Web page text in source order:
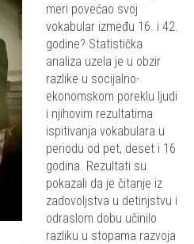
meri povećao svoj
vokabular između 16. i 42.
godine? Statistička
analiza uzela je u obzir
razlike u socijalno-
ekonomskom poreklu ljudi
i njihovim rezultatima
ispitivanja vokabulara u
periodu od pet, deset i 16
godina. Rezultati su
pokazali da je čitanje iz
zadovoljstva u detinjstvu i
odraslom dobu učinilo
razliku u stopama razvoja